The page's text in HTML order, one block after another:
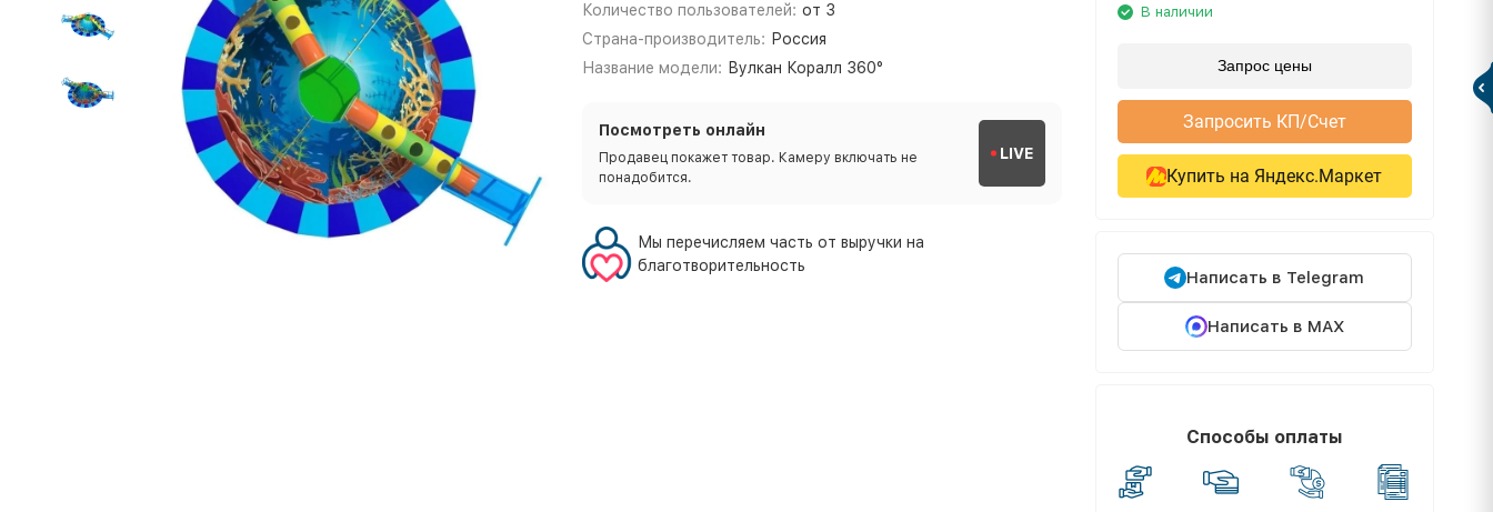
Количество пользователей: от 3
Страна-производитель: Россия
Название модели: Вулкан Коралл 360°
Посмотреть онлайн
Продавец покажет товар. Камеру включать не
понадобится.
LIVE
Мы перечисляем часть от выручки на
благотворительность
В наличии
Запрос цены
Запросить КП/Счет
Купить на Яндекс.Маркет
Написать в Telegram
Написать в MAX
Способы оплаты